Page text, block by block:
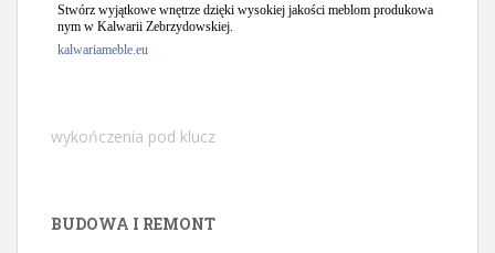
Stwórz wyjątkowe wnętrze dzięki wysokiej jakości meblom produkowa
nym w Kalwarii Zebrzydowskiej.
kalwariameble.eu
wykończenia pod klucz
BUDOWA I REMONT